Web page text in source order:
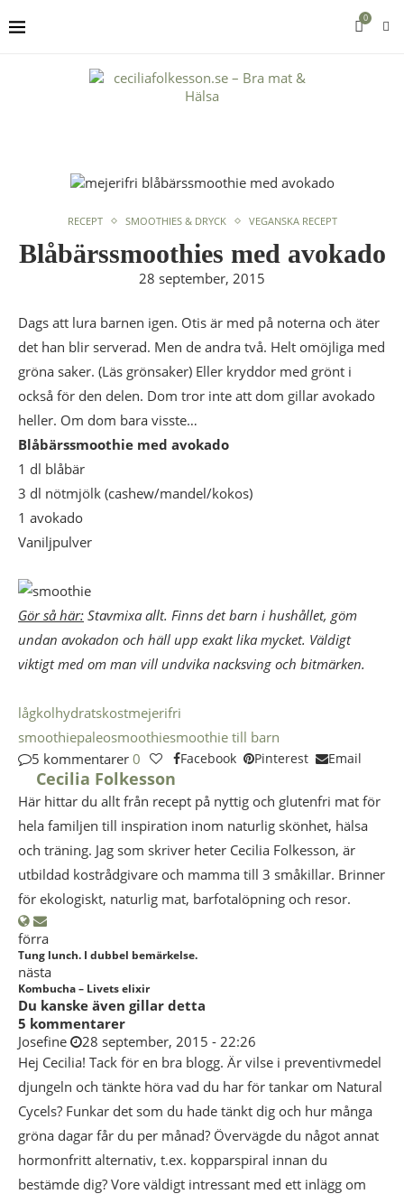
0
RECEPT SMOOTHIES & DRYCK VEGANSKA RECEPT
Blåbärssmoothies med avokado
28 september, 2015
Dags att lura barnen igen. Otis är med på noterna och äter
det han blir serverad. Men de andra två. Helt omöjliga med
gröna saker. (Läs grönsaker) Eller kryddor med grönt i
också för den delen. Dom tror inte att dom gillar avokado
heller. Om dom bara visste…
Blåbärssmoothie med avokado
1 dl blåbär
3 dl nötmjölk (cashew/mandel/kokos)
1 avokado
Vaniljpulver
Gör så här: Stavmixa allt. Finns det barn i hushållet, göm
undan avokadon och häll upp exakt lika mycket. Väldigt
viktigt med om man vill undvika nacksving och bitmärken.
lågkolhydratskostmejerifri
smoothiepaleosmoothiesmoothie till barn
5 kommentarer 0 Facebook Pinterest Email
Cecilia Folkesson
Här hittar du allt från recept på nyttig och glutenfri mat för
hela familjen till inspiration inom naturlig skönhet, hälsa
och träning. Jag som skriver heter Cecilia Folkesson, är
utbildad kostrådgivare och mamma till 3 småkillar. Brinner
för ekologiskt, naturlig mat, barfotalöpning och resor.
förra
Tung lunch. I dubbel bemärkelse.
nästa
Kombucha – Livets elixir
Du kanske även gillar detta
5 kommentarer
Josefine
28 september, 2015 - 22:26
Hej Cecilia! Tack för en bra blogg. Är vilse i preventivmedel
djungeln och tänkte höra vad du har för tankar om Natural
Cycels? Funkar det som du hade tänkt dig och hur många
gröna dagar får du per månad? Övervägde du något annat
hormonfritt alternativ, t.ex. kopparspiral innan du
bestämde dig? Vore väldigt intressant med ett inlägg om